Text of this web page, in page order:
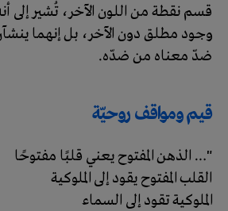
قسم نقطة من اللون الآخر، تُشير إلى
وجود مطلق دون الآخر، بل إنهما
ضدّ معناه من ضدّه.
قيم ومواقف روحيّة
"… الذهن المفتوح يعني قلبًا مفتوحًا
القلب المفتوح يقود إلى الملوكية
الملوكية تقود إلى السماء